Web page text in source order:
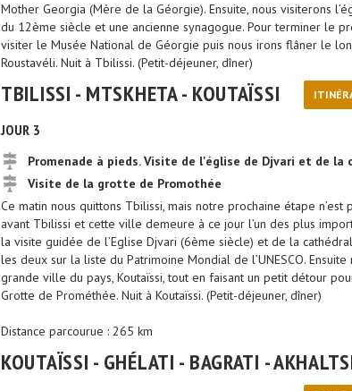
Mother Georgia (Mère de la Géorgie). Ensuite, nous visiterons
du 12ème siècle et une ancienne synagogue. Pour terminer le
visiter le Musée National de Géorgie puis nous irons flâner le
Roustavéli. Nuit à Tbilissi. (Petit-déjeuner, dîner)
TBILISSI - MTSKHETA - KOUTAÏSSI
JOUR 3
Promenade à pieds. Visite de l'église de Djvari et de
Visite de la grotte de Promothée
Ce matin nous quittons Tbilissi, mais notre prochaine étape
avant Tbilissi et cette ville demeure à ce jour l’un des plus
la visite guidée de l’Eglise Djvari (6ème siècle) et de la
les deux sur la liste du Patrimoine Mondial de l’UNESCO.
grande ville du pays, Koutaïssi, tout en faisant un petit détour
Grotte de Prométhée. Nuit à Koutaïssi. (Petit-déjeuner, dîner)
Distance parcourue : 265 km
KOUTAÏSSI - GHÉLATI - BAGRATI -